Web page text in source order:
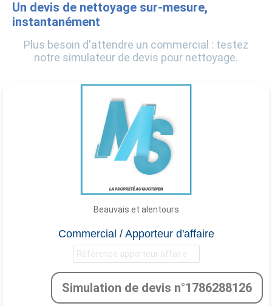
Un devis de nettoyage sur-mesure,
instantanément
Plus besoin d'attendre un commercial : testez
notre simulateur de devis pour nettoyage.
Beauvais et alentours
Simulation de devis n°1786288126